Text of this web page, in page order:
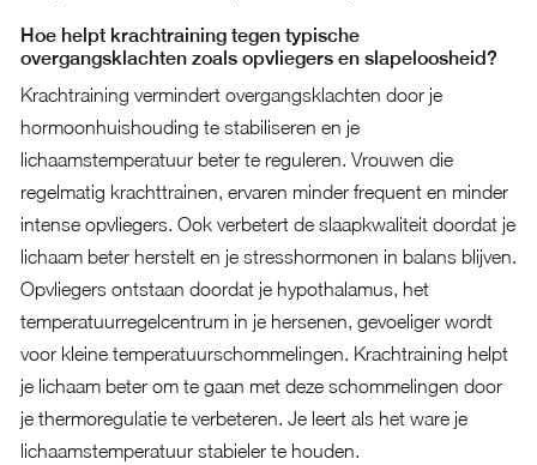
Hoe helpt krachtraining tegen typische
overgangsklachten zoals opvliegers en slapeloosheid?
Krachtraining vermindert overgangsklachten door je
hormoonhuishouding te stabiliseren en je
lichaamstemperatuur beter te reguleren. Vrouwen die
regelmatig krachttrainen, ervaren minder frequent en minder
intense opvliegers. Ook verbetert de slaapkwaliteit doordat je
lichaam beter herstelt en je stresshormonen in balans blijven.
Opvliegers ontstaan doordat je hypothalamus, het
temperatuurregelcentrum in je hersenen, gevoeliger wordt
voor kleine temperatuurschommelingen. Krachtraining helpt
je lichaam beter om te gaan met deze schommelingen door
je thermoregulatie te verbeteren. Je leert als het ware je
lichaamstemperatuur stabieler te houden.